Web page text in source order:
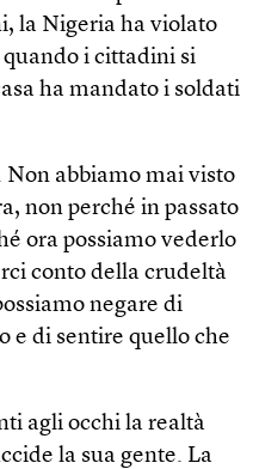
la Nigeria ha violato
i cittadini si
ha mandato i soldati
abbiamo mai visto
non perché in passato
ora possiamo vederlo
conto della crudeltà
negare di
e di sentire quello che
agli occhi la realtà
la sua gente. La